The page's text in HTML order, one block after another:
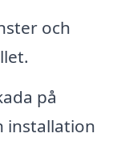
och
på
installation